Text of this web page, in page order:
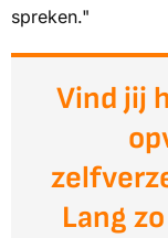
spreken."
Vind jij
Lang